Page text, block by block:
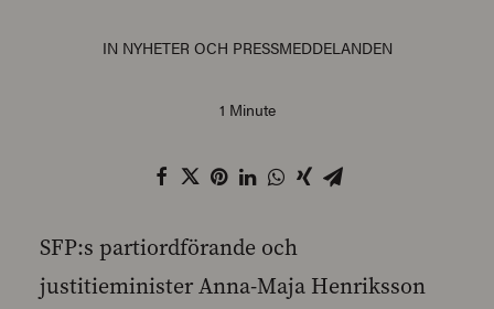
IN NYHETER OCH PRESSMEDDELANDEN
1 Minute
SFP:s partiordförande och
justitieminister Anna-Maja Henriksson